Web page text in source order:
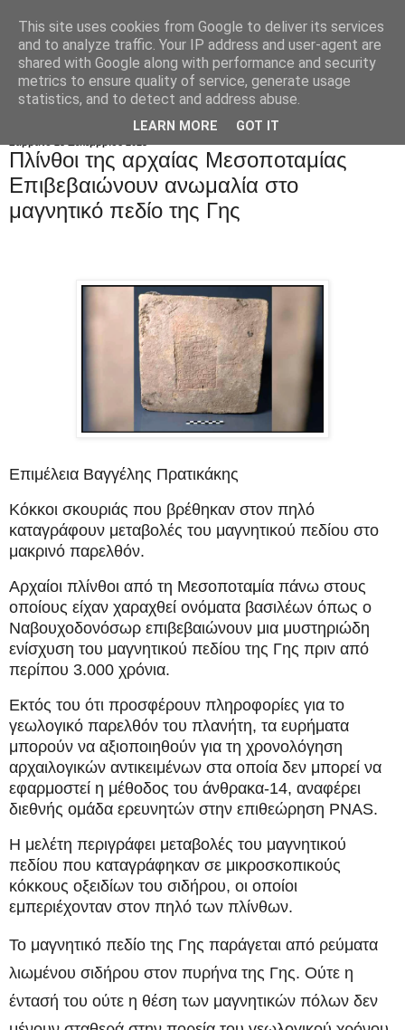
Πλίνθοι της αρχαίας Μεσοποταμίας
Eπιβεβαιώνουν ανωμαλία στο
μαγνητικό πεδίο της Γης
Επιμέλεια Βαγγέλης Πρατικάκης
Κόκκοι σκουριάς που βρέθηκαν στον πηλό
καταγράφουν μεταβολές του μαγνητικού πεδίου στο
μακρινό παρελθόν.
Αρχαίοι πλίνθοι από τη Μεσοποταμία πάνω στους
οποίους είχαν χαραχθεί ονόματα βασιλέων όπως ο
Ναβουχοδονόσωρ επιβεβαιώνουν μια μυστηριώδη
ενίσχυση του μαγνητικού πεδίου της Γης πριν από
περίπου 3.000 χρόνια.
Εκτός του ότι προσφέρουν πληροφορίες για το
γεωλογικό παρελθόν του πλανήτη, τα ευρήματα
μπορούν να αξιοποιηθούν για τη χρονολόγηση
αρχαιλογικών αντικειμένων στα οποία δεν μπορεί να
εφαρμοστεί η μέθοδος του άνθρακα-14, αναφέρει
διεθνής ομάδα ερευνητών στην επιθεώρηση PNAS.
Η μελέτη περιγράφει μεταβολές του μαγνητικού
πεδίου που καταγράφηκαν σε μικροσκοπικούς
κόκκους οξειδίων του σιδήρου, οι οποίοι
εμπεριέχονταν στον πηλό των πλίνθων.
Το μαγνητικό πεδίο της Γης παράγεται από ρεύματα
λιωμένου σιδήρου στον πυρήνα της Γης. Ούτε η
έντασή του ούτε η θέση των μαγνητικών πόλων δεν
This site uses cookies from Google to deliver its services
and to analyze traffic. Your IP address and user-agent are
shared with Google along with performance and security
metrics to ensure quality of service, generate usage
statistics, and to detect and address abuse.
LEARN MORE GOT IT